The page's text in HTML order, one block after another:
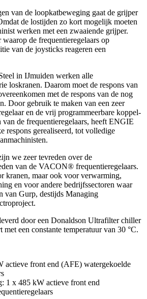
van de loopkatbeweging gaat de grijper
de lostijden zo kort mogelijk moeten
werken met een zwaaiende grijper.
de frequentieregelaars op
van de joysticks reageren een
in IJmuiden werken alle
loskranen. Daarom moet de respons van
met de respons van de nog
Door gebruik te maken van een zeer
en de vrij programmeerbare koppel-
van de frequentieregelaars, heeft ENGIE
respons gerealiseerd, tot volledige
we zeer tevreden over de
van de VACON® frequentieregelaars.
kranen, maar ook voor verwarming,
en voor andere bedrijfssectoren waar
van Gurp, destijds Managing
door een Donaldson Ultrafilter chiller
een constante temperatuur van 30 °C.
actieve front end (AFE) watergekoelde
1 x 485 kW actieve front end